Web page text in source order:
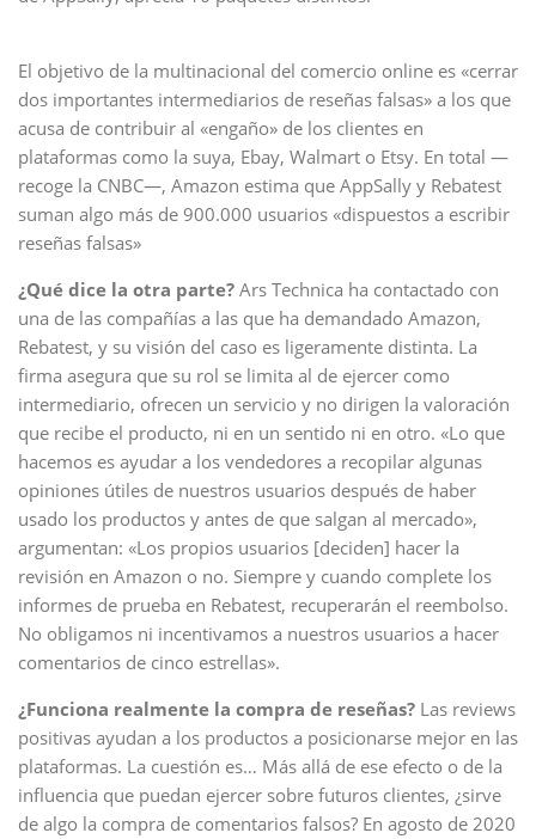
El objetivo de la multinacional del comercio online es «cerrar
dos importantes intermediarios de reseñas falsas» a los que
acusa de contribuir al «engaño» de los clientes en
plataformas como la suya, Ebay, Walmart o Etsy. En total —
recoge la CNBC—, Amazon estima que AppSally y Rebatest
suman algo más de 900.000 usuarios «dispuestos a escribir
reseñas falsas»
¿Qué dice la otra parte? Ars Technica ha contactado con
una de las compañías a las que ha demandado Amazon,
Rebatest, y su visión del caso es ligeramente distinta. La
firma asegura que su rol se limita al de ejercer como
intermediario, ofrecen un servicio y no dirigen la valoración
que recibe el producto, ni en un sentido ni en otro. «Lo que
hacemos es ayudar a los vendedores a recopilar algunas
opiniones útiles de nuestros usuarios después de haber
usado los productos y antes de que salgan al mercado»,
argumentan: «Los propios usuarios [deciden] hacer la
revisión en Amazon o no. Siempre y cuando complete los
informes de prueba en Rebatest, recuperarán el reembolso.
No obligamos ni incentivamos a nuestros usuarios a hacer
comentarios de cinco estrellas».
¿Funciona realmente la compra de reseñas? Las reviews
positivas ayudan a los productos a posicionarse mejor en las
plataformas. La cuestión es… Más allá de ese efecto o de la
influencia que puedan ejercer sobre futuros clientes, ¿sirve
de algo la compra de comentarios falsos? En agosto de 2020